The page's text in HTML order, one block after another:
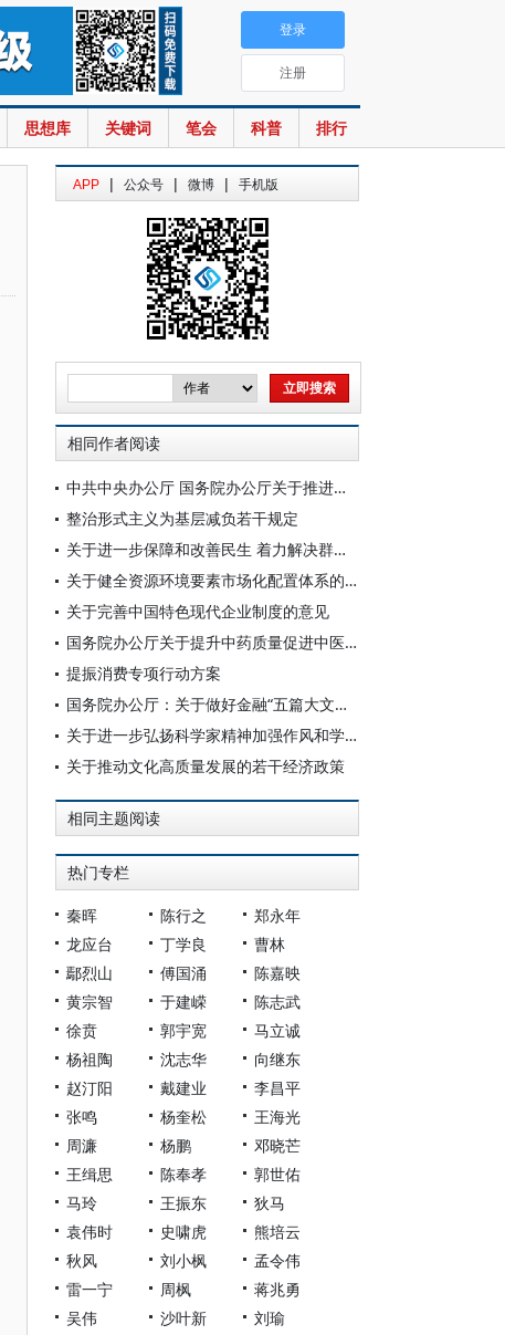
思想库 关键词 笔会 科普 排行
登录
注册
APP | 公众号 | 微博 | 手机版
相同作者阅读
中共中央办公厅 国务院办公厅关于推进社会工作专业人员队伍建设的意见
整治形式主义为基层减负若干规定
关于进一步保障和改善民生 着力解决群众急难愁盼的意见
关于健全资源环境要素市场化配置体系的意见
关于完善中国特色现代企业制度的意见
国务院办公厅关于提升中药质量促进中医药产业高质量发展的意见
提振消费专项行动方案
国务院办公厅：关于做好金融“五篇大文章”的指导意见
关于进一步弘扬科学家精神加强作风和学风建设的意见
关于推动文化高质量发展的若干经济政策
相同主题阅读
热门专栏
秦晖 陈行之
郑永年
龙应台
丁学良
曹林
鄢烈山
傅国涌
陈嘉映
黄宗智
于建嵘
陈志武
徐贲
郭宇宽
马立诚
杨祖陶
沈志华
向继东
赵汀阳
戴建业
李昌平
张鸣
杨奎松
王海光
周濂
杨鹏
邓晓芒
王缉思
陈奉孝
郭世佑
马玲
王振东
狄马
袁伟时
史啸虎
熊培云
秋风
刘小枫
孟令伟
雷一宁
周枫
蒋兆勇
吴伟
沙叶新
刘瑜